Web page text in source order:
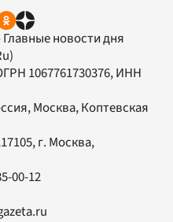
Главные новости дня
1067761730376, ИНН
Москва, Коптевская
, г. Москва,
00-12